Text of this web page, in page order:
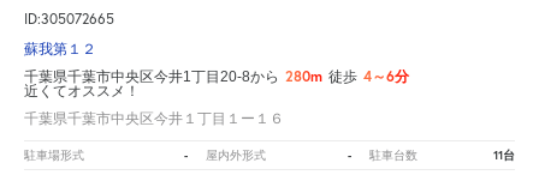
ID:305072665
蘇我第１２
千葉県千葉市中央区今井1丁目20-8から 280m 徒歩 4～6分
近くてオススメ！
千葉県千葉市中央区今井１丁目１ー１６
駐車場形式 - 屋内外形式 - 駐車台数 11台